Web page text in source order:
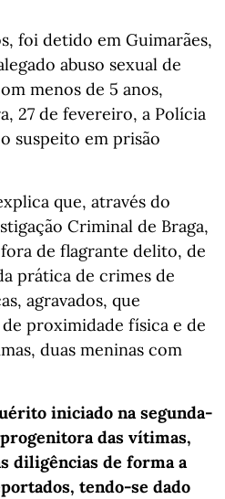
foi detido em Guimarães,
abuso sexual de
menos de 5 anos,
27 de fevereiro, a Polícia
suspeito em prisão
que, através do
Criminal de Braga,
de flagrante delito, de
prática de crimes de
agravados, que
proximidade física e de
duas meninas com
iniciado na segunda-
das vítimas,
diligências de forma a
tendo-se dado